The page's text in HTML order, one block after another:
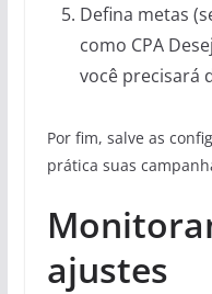
Defina metas
como CPA
você precisará
Por fim, salve as
prática suas
ajustes